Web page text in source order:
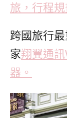
旅，行程
跨國旅行
家翔翼通
器。